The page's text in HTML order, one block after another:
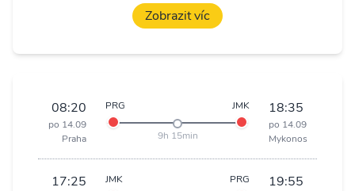
Zobrazit víc
08:20
po 14.09
Praha
PRG JMK
9h 15min
18:35
po 14.09
Mykonos
17:25 JMK PRG 19:55